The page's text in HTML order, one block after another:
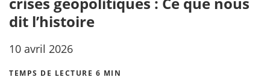
dit l’histoire
10 avril 2026
TEMPS DE LECTURE 6 MIN